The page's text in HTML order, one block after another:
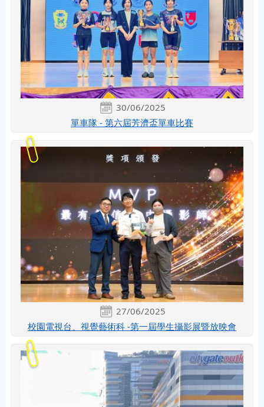
30/06/2025
單車隊 - 第六屆芳濟盃單車比賽
27/06/2025
校園電視台、視覺藝術科 -第一屆學生攝影展暨放映會